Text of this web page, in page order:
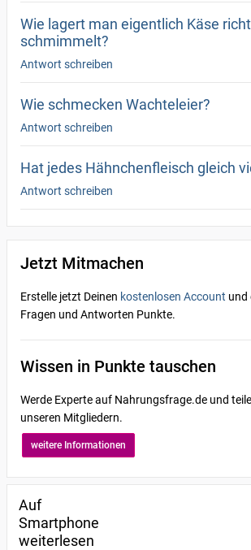
Wie lagert man eigentlich Käse
schmimmelt?
Antwort schreiben
Wie schmecken Wachteleier?
Antwort schreiben
Hat jedes Hähnchenfleisch gleich
Antwort schreiben
Jetzt Mitmachen
Erstelle jetzt Deinen kostenlosen Account und
Fragen und Antworten Punkte.
Wissen in Punkte tauschen
Werde Experte auf Nahrungsfrage.de und
unseren Mitgliedern.
weitere Informationen
Auf
Smartphone
weiterlesen